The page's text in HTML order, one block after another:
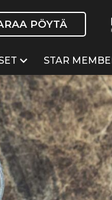
PÖYTÄ
STAR